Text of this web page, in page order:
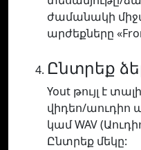
ժամանակի
արժեքները
Ընտրեք
Yout թույլ է
վիդեո/աուդիո
կամ WAV
Ընտրեք մեկը: